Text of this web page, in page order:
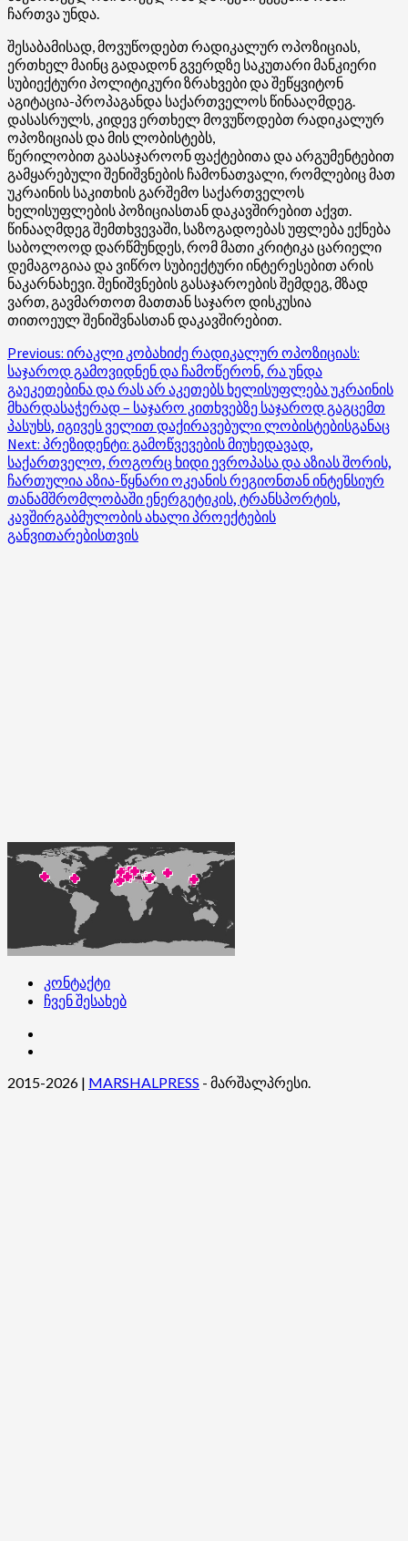
ჩართვა უნდა.
შესაბამისად, მოვუწოდებთ რადიკალურ ოპოზიციას,
ერთხელ მაინც გადადონ გვერდზე საკუთარი მანკიერი
სუბიექტური პოლიტიკური ზრახვები და შეწყვიტონ
აგიტაცია-პროპაგანდა საქართველოს წინააღმდეგ.
დასასრულს, კიდევ ერთხელ მოვუწოდებთ რადიკალურ
ოპოზიციას და მის ლობისტებს,
წერილობით გაასაჯაროონფაქტებითა და არგუმენტებით
გამყარებული შენიშვნების ჩამონათვალი, რომლებიც მათ
უკრაინის საკითხის გარშემო საქართველოს
ხელისუფლების პოზიციასთან დაკავშირებით აქვთ.
წინააღმდეგ შემთხვევაში, საზოგადოებას უფლება ექნება
საბოლოოდ დარწმუნდეს, რომ მათი კრიტიკა ცარიელი
დემაგოგიაა და ვიწრო სუბიექტური ინტერესებით არის
ნაკარნახევი. შენიშვნების გასაჯაროების შემდეგ, მზად
ვართ, გავმართოთ მათთან საჯარო დისკუსია
თითოეულშენიშვნასთანდაკავშირებით.
Post
navigation
Previous: ირაკლი კობახიძე რადიკალურ ოპოზიციას:
საჯაროდ გამოვიდნენ და ჩამოწერონ, რა უნდა
გაეკეთებინა და რას არ აკეთებს ხელისუფლება უკრაინის
მხარდასაჭერად – საჯარო კითხვებზე საჯაროდ გაგცემთ
პასუხს, იგივეს ველით დაქირავებული ლობისტებისგანაც
Next: პრეზიდენტი: გამოწვევების მიუხედავად,
საქართველო, როგორც ხიდი ევროპასა და აზიას შორის,
ჩართულია აზია-წყნარი ოკეანის რეგიონთან ინტენსიურ
თანამშრომლობაში ენერგეტიკის, ტრანსპორტის,
კავშირგაბმულობის ახალი პროექტების
განვითარებისთვის
კონტაქტი
ჩვენ შესახებ
2015-2026 | MARSHALPRESS - მარშალპრესი.